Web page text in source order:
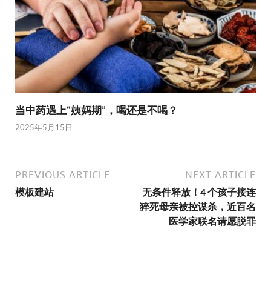
当中药遇上“姨妈期”，喝还是不喝？
2025年5月15日
PREVIOUS ARTICLE
模板建站
NEXT ARTICLE
无条件释放！4 个孩子接连
猝死母亲被控谋杀，近百名
医学家联名请愿脱罪